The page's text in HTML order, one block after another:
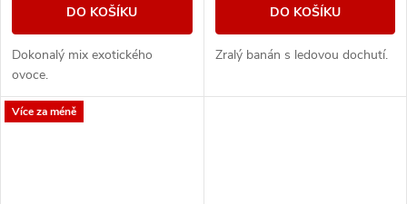
DO KOŠÍKU
Dokonalý mix exotického
ovoce.
DO KOŠÍKU
Zralý banán s ledovou dochutí.
Více za méně